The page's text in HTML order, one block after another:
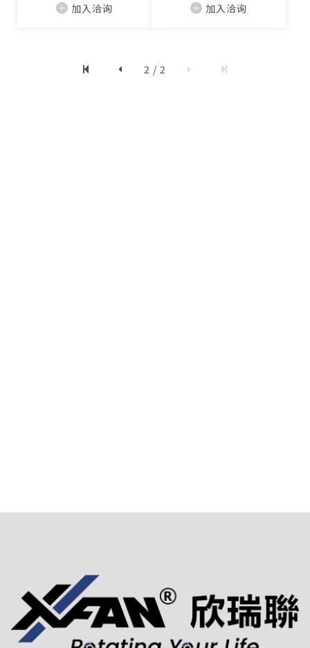
• Air Flow：
加入洽询
• Air Flow：
加入洽询
2 / 2